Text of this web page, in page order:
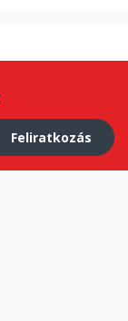
Feliratkozás